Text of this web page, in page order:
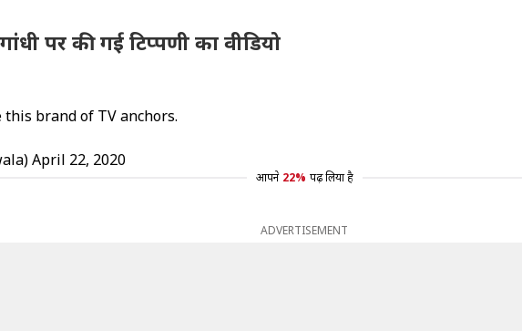
पर की गई टिप्पणी का वीडियो
brand of TV anchors.
April 22, 2020
आपने 22% पढ़ लिया है
ADVERTISEMENT